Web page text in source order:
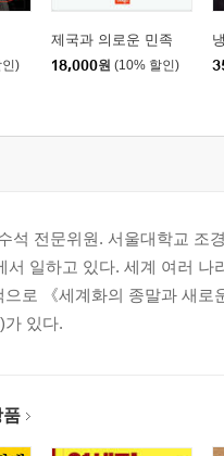
)
제국과 의로운 민족
18,000원 (10% 할인)
석 전문위원. 서울대학교 조
서 일하고 있다. 세계 여러
으로 《세계화의 종말과 새
가 있다.
품